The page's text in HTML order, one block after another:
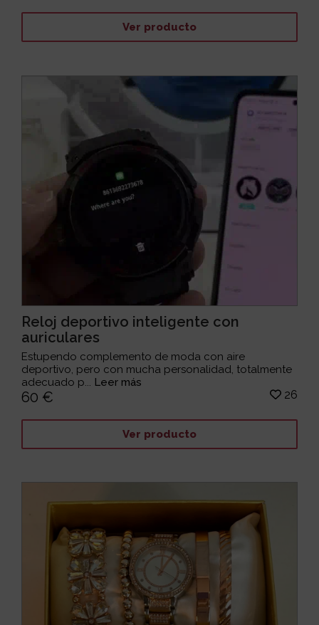
Ver producto
Reloj deportivo inteligente con
auriculares
Estupendo complemento de moda con aire
deportivo, pero con mucha personalidad, totalmente
adecuado p... Leer más
60 € 26
Ver producto